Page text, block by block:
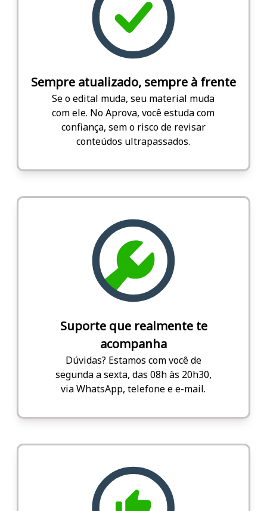
Sempre atualizado, sempre à frente
Se o edital muda, seu material muda
com ele. No Aprova, você estuda com
confiança, sem o risco de revisar
conteúdos ultrapassados.
Suporte que realmente te
acompanha
Dúvidas? Estamos com você de
segunda a sexta, das 08h às 20h30,
via WhatsApp, telefone e e-mail.